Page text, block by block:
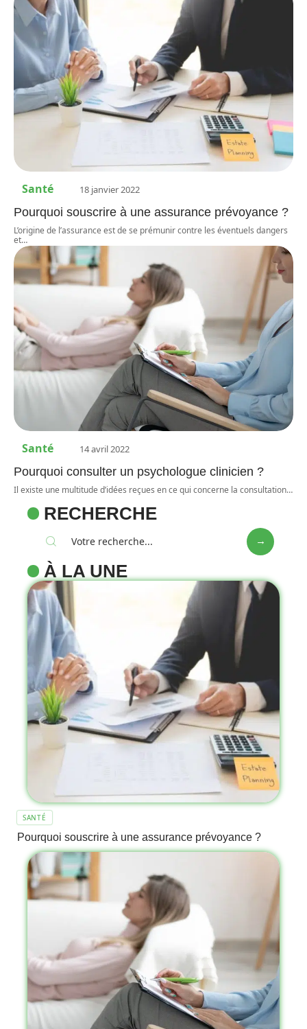
Santé 18 janvier 2022
Pourquoi souscrire à une assurance prévoyance ?
L’origine de l’assurance est de se prémunir contre les éventuels dangers
et…
Santé 14 avril 2022
Pourquoi consulter un psychologue clinicien ?
Il existe une multitude d’idées reçues en ce qui concerne la consultation…
RECHERCHE
À LA UNE
SANTÉ
Pourquoi souscrire à une assurance prévoyance ?